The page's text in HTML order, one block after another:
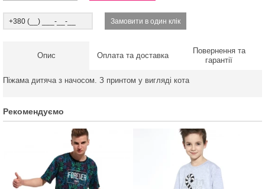
Опис Оплата та доставка
Повернення та
гарантії
Піжама дитяча з начосом. З принтом у вигляді кота
Рекомендуємо